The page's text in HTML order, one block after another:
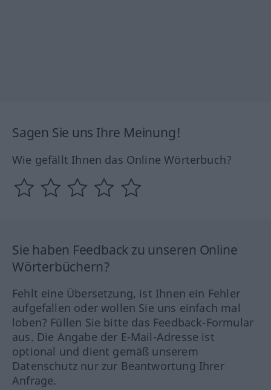
Sagen Sie uns Ihre Meinung!
Wie gefällt Ihnen das Online Wörterbuch?
Sie haben Feedback zu unseren Online
Wörterbüchern?
Fehlt eine Übersetzung, ist Ihnen ein Fehler
aufgefallen oder wollen Sie uns einfach mal
loben? Füllen Sie bitte das Feedback-Formular
aus. Die Angabe der E-Mail-Adresse ist
optional und dient gemäß unserem
Datenschutz nur zur Beantwortung Ihrer
Anfrage.